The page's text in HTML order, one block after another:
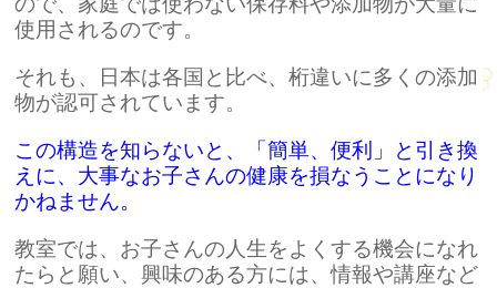
使用されるのです。
それも、日本は各国と比べ、桁違いに多くの添加
物が認可されています。
この構造を知らないと、「簡単、便利」と引き換
えに、大事なお子さんの健康を損なうことになり
かねません。
教室では、お子さんの人生をよくする機会になれ
たらと願い、興味のある方には、情報や講座など